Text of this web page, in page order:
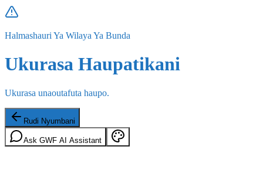
Halmashauri Ya Wilaya Ya Bunda
Ukurasa Haupatikani
Ukurasa unaoutafuta haupo.
Rudi Nyumbani
Ask GWF AI Assistant